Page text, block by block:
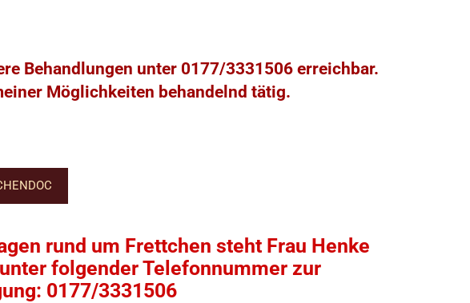
Behandlungen unter 0177/3331506 erreichbar.
Möglichkeiten behandelnd tätig.
rund um Frettchen steht Frau Henke
folgender Telefonnummer zur
0177/3331506